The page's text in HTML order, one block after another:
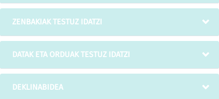
ZENBAKIAK TESTUZ IDATZI
DATAK ETA ORDUAK TESTUZ IDATZI
DEKLINABIDEA